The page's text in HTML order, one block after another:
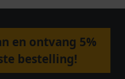
en ontvang 5%
bestelling!